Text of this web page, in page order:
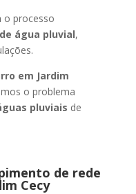
o processo
água pluvial,
em Jardim
o problema
pluviais de
de rede
Cecy